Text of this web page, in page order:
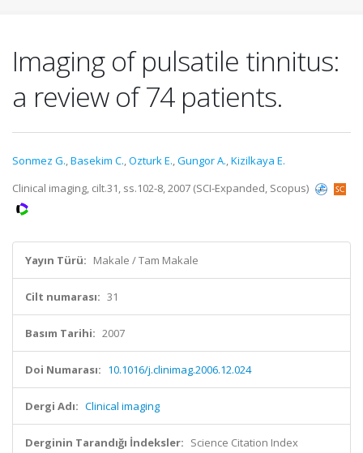
Imaging of pulsatile tinnitus:
a review of 74 patients.
Sonmez G.,Basekim C.,Ozturk E.,Gungor A.,Kizilkaya E.
Clinical imaging, cilt.31, ss.102-8, 2007 (SCI-Expanded, Scopus)
Yayın Türü: Makale / Tam Makale
Cilt numarası: 31
Basım Tarihi: 2007
Doi Numarası: 10.1016/j.clinimag.2006.12.024
Dergi Adı: Clinical imaging
Derginin Tarandığı İndeksler: Science Citation Index